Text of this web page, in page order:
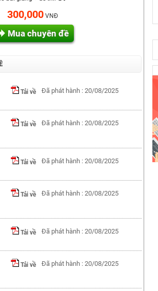
300,000 VNĐ
Mua chuyên đề
Tải về Đã phát hành : 20/08/2025
Tải về Đã phát hành : 20/08/2025
Tải về Đã phát hành : 20/08/2025
Tải về Đã phát hành : 20/08/2025
Tải về Đã phát hành : 20/08/2025
Tải về Đã phát hành : 20/08/2025